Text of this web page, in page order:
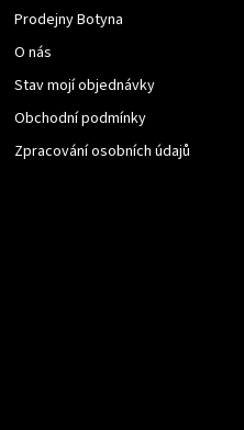
Prodejny Botyna
O nás
Stav mojí objednávky
Obchodní podmínky
Zpracování osobních údajů